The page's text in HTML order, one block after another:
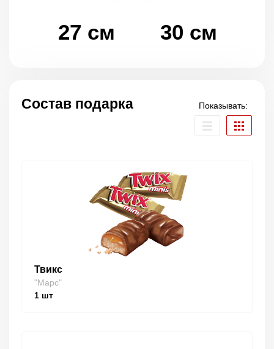
27 см 30 см
Состав подарка Показывать:
Твикс
"Марс"
1 шт